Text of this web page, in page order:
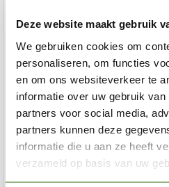
Deze website maakt gebruik
We gebruiken cookies om
personaliseren, om functies
en om ons websiteverkeer te
informatie over uw gebruik
partners voor social media,
partners kunnen deze
informatie die u aan ze heeft
verzameld op basis van uw